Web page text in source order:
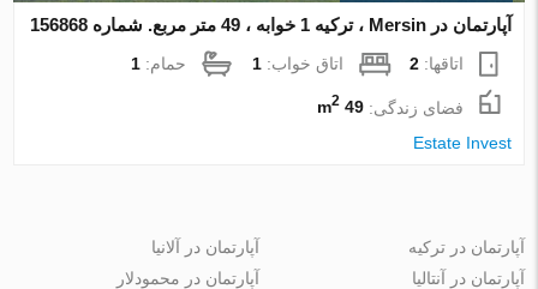
آپارتمان در Mersin ، ترکیه 1 خوابه ، 49 متر مربع. شماره 156868
اتاقها:2 اتاق خواب:1 حمام:1
فضای زندگی:49 m
2
Estate Invest
آپارتمان در ترکیه
آپارتمان در آنتالیا
آپارتمان در آلانیا
آپارتمان در محمودلار